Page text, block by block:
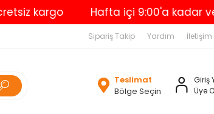
Hafta içi 9:00'a kadar verilen
Sipariş Takip Yardım İletişim
Teslimat
Bölge Seçin
Giriş
Üye